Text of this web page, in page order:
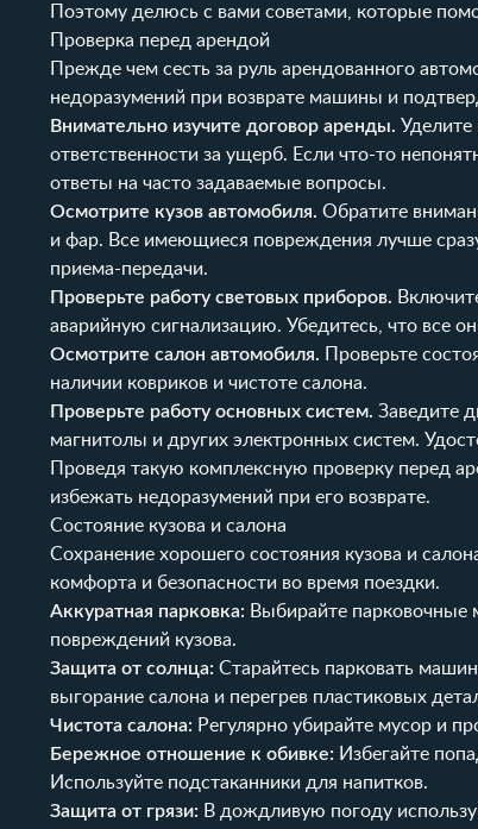
Поэтому делюсь с вами советами, которые
Проверка перед арендой
Прежде чем сесть за руль арендованного
недоразумений при возврате машины и
Внимательно изучите договор аренды.
ответственности за ущерб. Если что-то
ответы на часто задаваемые вопросы.
Осмотрите кузов автомобиля. Обратите
и фар. Все имеющиеся повреждения лучше
приема-передачи.
Проверьте работу световых приборов.
аварийную сигнализацию. Убедитесь, что все
Осмотрите салон автомобиля. Проверьте
наличии ковриков и чистоте салона.
Проверьте работу основных систем. Заведите
магнитолы и других электронных систем.
Проведя такую комплексную проверку перед
избежать недоразумений при его возврате.
Состояние кузова и салона
Сохранение хорошего состояния кузова и
комфорта и безопасности во время поездки.
Аккуратная парковка: Выбирайте парковочные
повреждений кузова.
Защита от солнца: Старайтесь парковать
выгорание салона и перегрев пластиковых
Чистота салона: Регулярно убирайте мусор и
Бережное отношение к обивке: Избегайте
Используйте подстаканники для напитков.
Защита от грязи: В дождливую погоду